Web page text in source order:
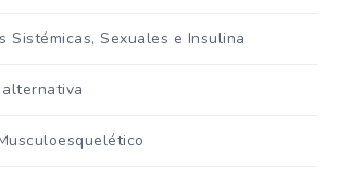
Sistémicas, Sexuales e Insulina